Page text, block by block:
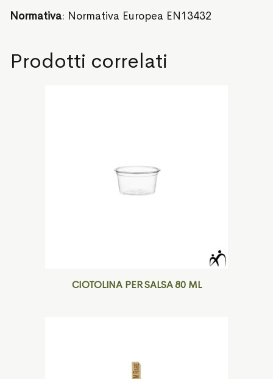
Normativa: Normativa Europea EN13432
Prodotti correlati
CIOTOLINA PER SALSA 80 ML